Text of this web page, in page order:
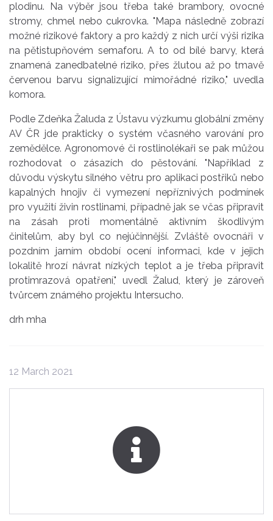
plodinu. Na výběr jsou třeba také brambory, ovocné
stromy, chmel nebo cukrovka. "Mapa následně zobrazí
možné rizikové faktory a pro každý z nich určí výši rizika
na pětistupňovém semaforu. A to od bílé barvy, která
znamená zanedbatelné riziko, přes žlutou až po tmavě
červenou barvu signalizující mimořádné riziko," uvedla
komora.
Podle Zdeňka Žaluda z Ústavu výzkumu globální změny
AV ČR jde prakticky o systém včasného varování pro
zemědělce. Agronomové či rostlinolékaři se pak můžou
rozhodovat o zásazích do pěstování. "Například z
důvodu výskytu silného větru pro aplikaci postřiků nebo
kapalných hnojiv či vymezení nepříznivých podmínek
pro využití živin rostlinami, případně jak se včas připravit
na zásah proti momentálně aktivním škodlivým
činitelům, aby byl co nejúčinnější. Zvláště ovocnáři v
pozdním jarním období ocení informaci, kde v jejich
lokalitě hrozí návrat nízkých teplot a je třeba připravit
protimrazová opatření," uvedl Žalud, který je zároveň
tvůrcem známého projektu Intersucho.
drh mha
12 March 2021